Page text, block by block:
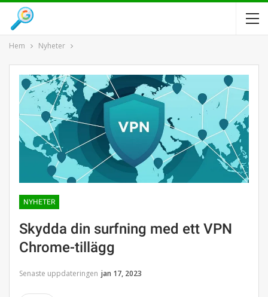
Hem Nyheter
NYHETER
Skydda din surfning med ett VPN
Chrome-tillägg
Senaste uppdateringen jan 17, 2023